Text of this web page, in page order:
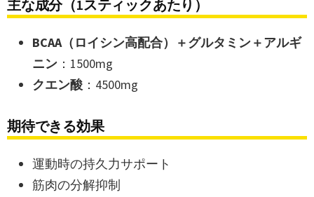
主な成分（1スティックあたり）
BCAA（ロイシン高配合）＋グルタミン＋アルギ
ニン ：1500mg
クエン酸 ：4500mg
期待できる効果
運動時の持久力サポート
筋肉の分解抑制